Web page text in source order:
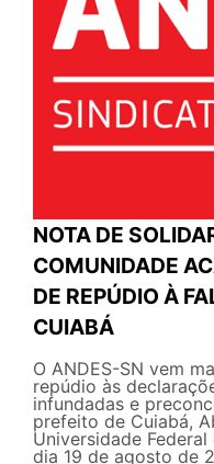
NOTA DE
COMUNIDADE
DE REPÚDIO À
CUIABÁ
O ANDES-SN vem
repúdio às
infundadas e
prefeito de Cuiabá,
Universidade
dia 19 de agosto de